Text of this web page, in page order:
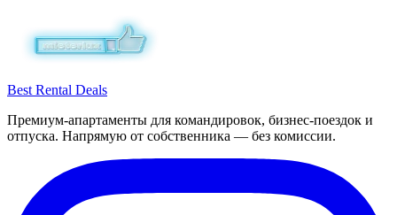
Best Rental Deals
Премиум-апартаменты для командировок, бизнес-поездок и
отпуска. Напрямую от собственника — без комиссии.